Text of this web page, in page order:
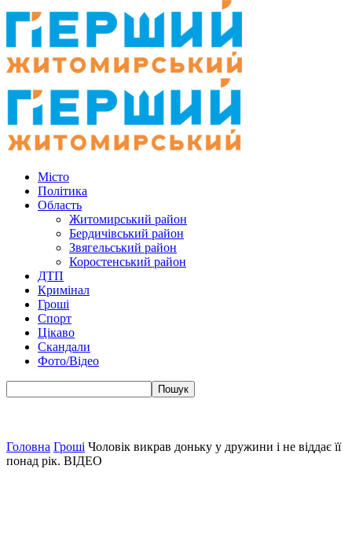
Місто
Політика
Область
Житомирський район
Бердичівський район
Звягельський район
Коростенський район
ДТП
Кримінал
Гроші
Спорт
Цікаво
Скандали
Фото/Відео
Головна Гроші Чоловік викрав доньку у дружини і не віддає її
понад рік. ВІДЕО